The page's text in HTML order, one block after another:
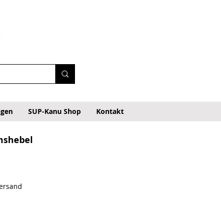
SUP-Kanu Shop Kontakt